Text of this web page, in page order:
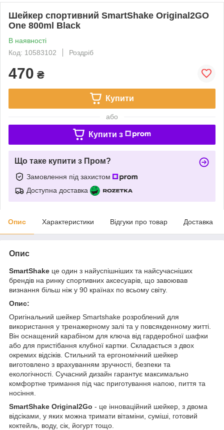
Шейкер спортивний SmartShake Original2GO
One 800ml Black
В наявності
Код: 10583102
Роздріб
470 ₴
Купити
або
Купити з
Що таке купити з Пром?
Замовлення під захистом
Доступна доставка
Опис Характеристики Відгуки про товар Доставка
Опис
SmartShake це один з найуспішніших та найсучасніших
брендів на ринку спортивних аксесуарів, що завоював
визнання більш ніж у 90 країнах по всьому світу.
Опис:
Оригінальний шейкер Smartshake розроблений для
використання у тренажерному залі та у повсякденному житті.
Він оснащений карабіном для ключа від гардеробної шафки
або для пристібання клубної картки. Складається з двох
окремих відсіків. Стильний та ергономічний шейкер
виготовлено з врахуванням зручності, безпеки та
екологічності. Сучасний дизайн гарантує максимально
комфортне тримання під час приготування напою, пиття та
носіння.
SmartShake Original2Go - це інноваційний шейкер, з двома
відсіками, у яких можна тримати вітаміни, суміші, готовий
коктейль, воду, сік, йогурт тощо.